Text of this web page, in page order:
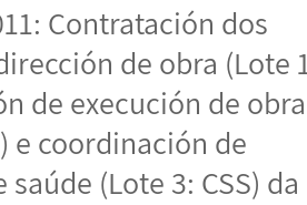
Contratación dos
de obra (Lote
de execución de obra
e coordinación de
(Lote 3: CSS) da